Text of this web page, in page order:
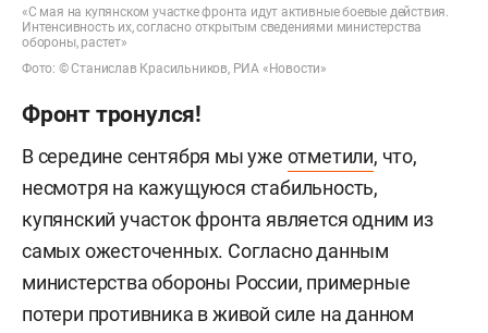
«С мая на купянском участке фронта идут активные боевые действия.
Интенсивность их, согласно открытым сведениями министерства
обороны, растет»
Фото: © Станислав Красильников, РИА «Новости»
Фронт тронулся!
В середине сентября мы уже отметили, что,
несмотря на кажущуюся стабильность,
купянский участок фронта является одним из
самых ожесточенных. Согласно данным
министерства обороны России, примерные
потери противника в живой силе на данном